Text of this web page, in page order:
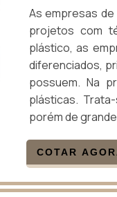
As empresas
projetos com
plástico, as
diferenciados,
possuem. Na
plásticas.
porém de grande
COTAR